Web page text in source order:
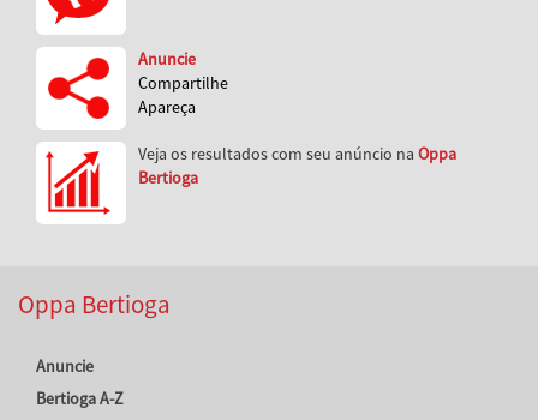
Anuncie
Compartilhe
Apareça
Veja os resultados com seu anúncio na Oppa
Bertioga
Oppa Bertioga
Anuncie
Bertioga A-Z